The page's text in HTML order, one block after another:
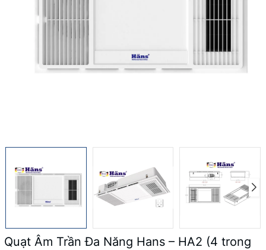
Quạt Âm Trần Đa Năng Hans – HA2 (4 trong